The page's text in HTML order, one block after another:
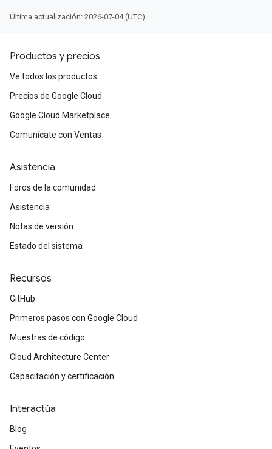
Última actualización: 2026-07-04 (UTC)
Productos y precios
Ve todos los productos
Precios de Google Cloud
Google Cloud Marketplace
Comunícate con Ventas
Asistencia
Foros de la comunidad
Asistencia
Notas de versión
Estado del sistema
Recursos
GitHub
Primeros pasos con Google Cloud
Muestras de código
Cloud Architecture Center
Capacitación y certificación
Interactúa
Blog